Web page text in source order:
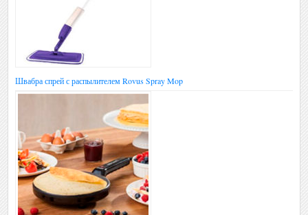
Швабра спрей с распылителем Rovus Spray Mop